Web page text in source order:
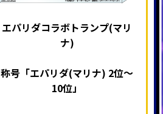
エパリダコラボトランプ(マリ
ナ)
称号「エパリダ(マリナ) 2位～
10位」